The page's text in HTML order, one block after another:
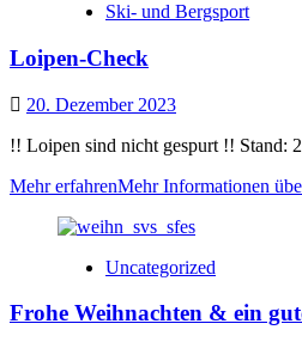
Ski- und Bergsport
Loipen-Check
20. Dezember 2023
!! Loipen sind nicht gespurt !! Stand:
Mehr erfahrenMehr Informationen
Uncategorized
Frohe Weihnachten & ein